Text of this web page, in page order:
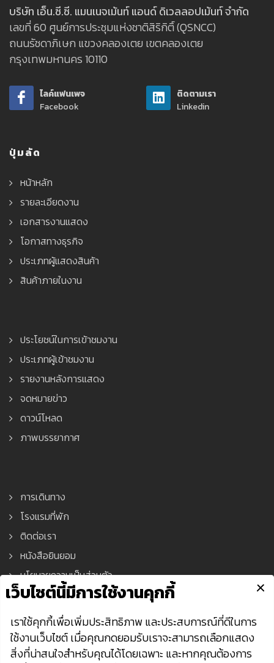
บริษัท เอ็น.ซี.ซี. แมนเนจเม้นท์ แอนด์ ดิเวลลอปเม้นท์ จำกัด
เลขที่ 60 ศูนย์การประชุมแห่งชาติสิริกิติ์ (QSNCC)
ถนนรัชดาภิเษก แขวงคลองเตย เขตคลองเตย
กรุงเทพมหานคร 10110
ไลค์แฟนเพจ
Facebook
ติดตามเรา
Linkedin
ปุ่มลัด
หน้าหลัก
รายละเอียดงาน
เอกสารงานแสดง
โอกาสทางธุรกิจ
ประเภทผู้แสดงสินค้า
สินค้าภายในงาน
ประโยชน์ในการเข้าชมงาน
ประเภทผู้เข้าชมงาน
รายงานหลังการแสดง
จดหมายข่าว
ดาวน์โหลด
ภาพบรรยากาศ
การเดินทาง
โรงแรมที่พัก
ติดต่อเรา
หนังสือยินยอม
นโยบายความเป็นส่วนตัว
Asean Tools Expo © 2021 All Rights Reserved.
Privacy Policy | Powered by AonDaman